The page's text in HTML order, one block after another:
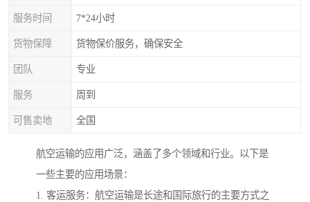
服务时间 7*24小时
货物保障 货物保价服务，确保安全
团队 专业
服务 周到
可售卖地 全国
航空运输的应用广泛，涵盖了多个领域和行业。以下是
一些主要的应用场景：
1. 客运服务：航空运输是长途和国际旅行的主要方式之